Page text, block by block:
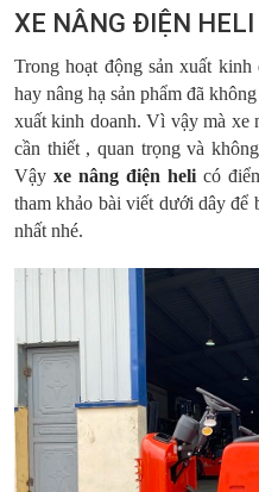
XE NÂNG ĐIỆN
Trong hoạt động sản xuất
hay nâng hạ sản phẩm đã
xuất kinh doanh. Vì vậy mà xe
cần thiết , quan trọng và
Vậy xe nâng điện heli có
tham khảo bài viết dưới dây để
nhất nhé.